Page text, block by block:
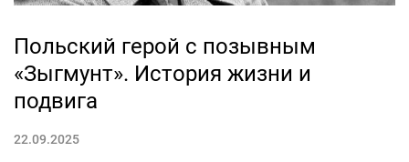
Польский герой с позывным
«Зыгмунт». История жизни и
подвига
22.09.2025